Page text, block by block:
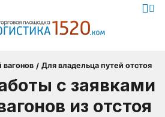
вагонов / Для владельца путей отстоя
с заявками
из отстоя